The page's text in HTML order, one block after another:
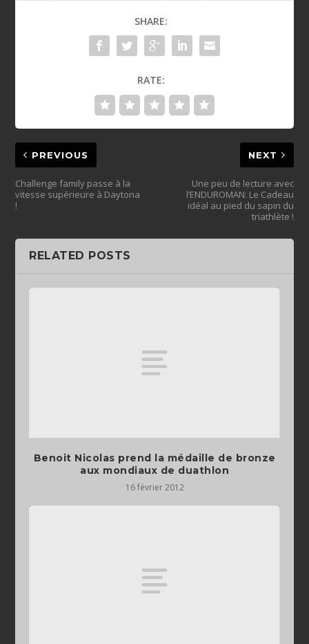
SHARE:
RATE:
PREVIOUS
Challenge family passe à la
vitesse supérieure à Daytona
!
NEXT
Une peu de lecture avec
l’ENDUROMAN: Le Cadeau
idéal au pied du sapin du
triathlète !
RELATED POSTS
Benoit Nicolas prend la médaille de bronze
aux mondiaux de duathlon
16 février 2012